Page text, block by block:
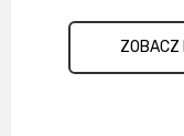
ZOBACZ